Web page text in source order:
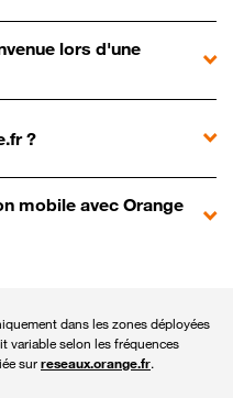
lors d'une
?
mobile avec Orange
dans les zones déployées
variable selon les fréquences
surreseaux.orange.fr.